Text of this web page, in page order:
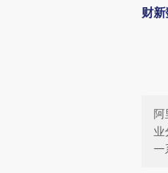
财
阿
业
一